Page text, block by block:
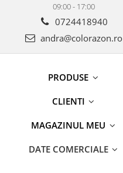
09:00 - 17:00
0724418940
andra@colorazon.ro
PRODUSE
CLIENTI
MAGAZINUL MEU
DATE COMERCIALE